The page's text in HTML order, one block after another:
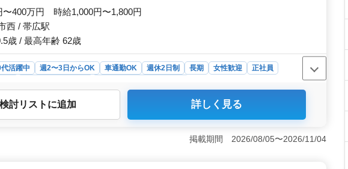
〜400万円 時給1,000円〜1,800円
西 / 帯広駅
歳 / 最高年齢 62歳
活躍中 週2〜3日からOK 車通勤OK 週休2日制 長期 女性歓迎
正社員
ント
＞ 社会保険が完備されており、安心して長期間働くことができます。正社員、
があり、車通勤が可能です。北海道帯広市の事業所で、通勤に便利な立地で
い年代が活躍しており、シニアの方にも働きやすい職場環境が整っています。
検討リスト に追加 詳しく見る
掲載期間 2026/08/05〜2026/11/04